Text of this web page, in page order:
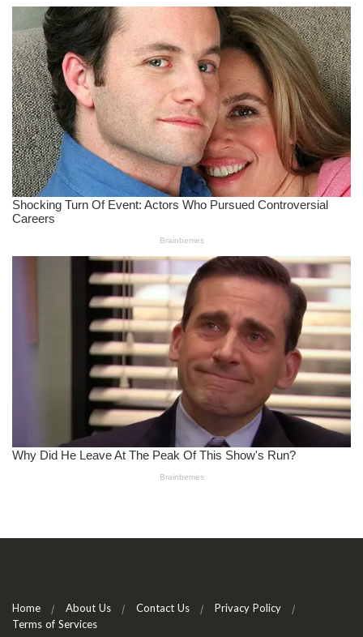
Home About Us Contact Us
Privacy Policy
Terms of Services